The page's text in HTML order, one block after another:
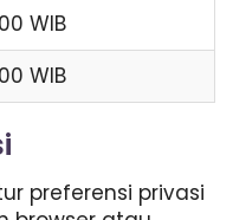
WIB
WIB
preferensi privasi